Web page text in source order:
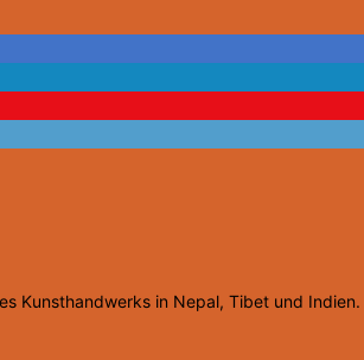
Kunsthandwerks in Nepal, Tibet und Indien.